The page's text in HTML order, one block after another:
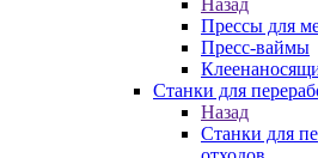
Назад
Прессы для
Пресс-ваймы
Станки для
Назад
Станки для